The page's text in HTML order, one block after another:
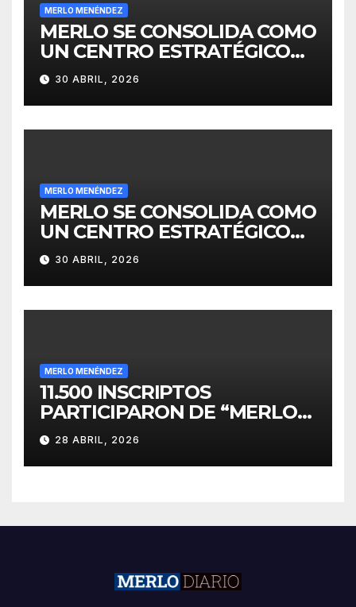
MERLO MENÉNDEZ
MERLO SE CONSOLIDA COMO
UN CENTRO ESTRATÉGICO
PARA EL DESARROLLO DE
INVERSIONES
30 ABRIL, 2026
MERLO MENÉNDEZ
MERLO SE CONSOLIDA COMO
UN CENTRO ESTRATÉGICO
PARA EL DESARROLLO DE
INVERSIONES
30 ABRIL, 2026
MERLO MENÉNDEZ
11.500 INSCRIPTOS
PARTICIPARON DE “MERLO
CORRE POR MALVINAS”
28 ABRIL, 2026